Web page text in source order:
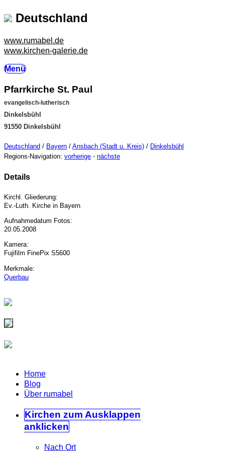
Deutschland
www.rumabel.de
www.kirchen-galerie.de
Menü
Pfarrkirche St. Paul
evangelisch-lutherisch
Dinkelsbühl
91550 Dinkelsbühl
Deutschland / Bayern / Ansbach (Stadt u. Kreis) / Dinkelsbühl
Regions-Navigation: vorherige - nächste
Details
Kirchl. Gliederung:
Ev.-Luth. Kirche in Bayern
Aufnahmedatum Fotos:
20.05.2008
Kamera:
Fujifilm FinePix S5600
Merkmale:
Querbau
Home
Blog
Über rumabel
Kirchen zum Ausklappen
anklicken
Nach Ort